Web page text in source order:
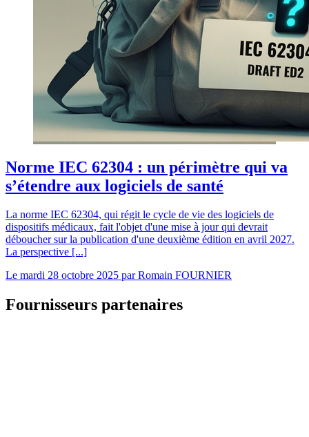
Norme IEC 62304 : un périmètre qui va
s’étendre aux logiciels de santé
La norme IEC 62304, qui régit le cycle de vie des logiciels de
dispositifs médicaux, fait l'objet d'une mise à jour qui devrait
déboucher sur la publication d'une deuxième édition en avril 2027.
La perspective [...]
Le mardi 28 octobre 2025 parRomain FOURNIER
Fournisseurs partenaires